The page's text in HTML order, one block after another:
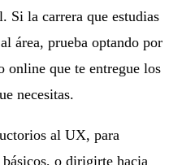
Si la carrera que estudias
área, prueba optando por
online que te entregue los
necesitas.
al UX, para
o dirigirte hacia